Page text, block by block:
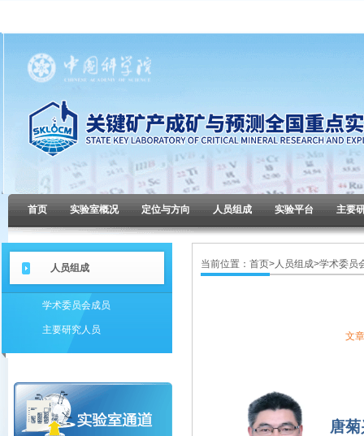
首页 实验室概况 定位与方向 人员组成 实验平台 主要
人员组成
学术委员会成员
主要研究人员
当前位置： 首页>人员组成>学术委员
文
唐